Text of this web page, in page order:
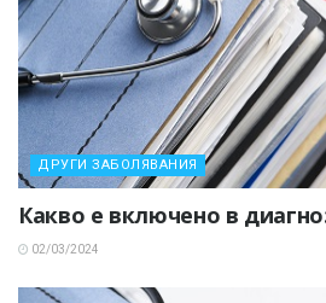
ДРУГИ ЗАБОЛЯВАНИЯ
Какво е включено в
02/03/2024